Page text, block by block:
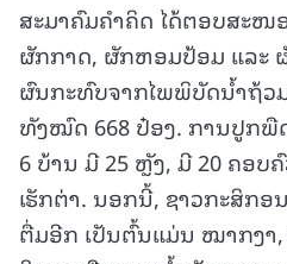
ສະມາຄົມຄໍາຄິດ ໄດ້ຕອບສະ
ຜັກກາດ, ຜັກຫອມປ້ອມ ແລະ
ຜົນກະທົບຈາກໄພພິບັດນໍ້າຖ້ວ
ທັງໝົດ 668 ປ໋ອງ. ການປູກ
6 ບ້ານ ມີ 25 ຫຼັງ, ມີ 20 ຄອ
ເຮັກຕ່າ. ນອກນີ້, ຊາວກະສິກອ
ຕື່ມອີກ ເປັນຕົ້ນແມ່ນ ໝາກງ